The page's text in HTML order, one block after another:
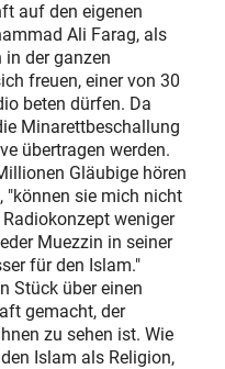
auf den eigenen
Ali Farag, als
der ganzen
freuen, einer von 30
beten dürfen. Da
Minarettbeschallung
übertragen werden.
Gläubige hören
"können sie mich nicht
weniger
Muezzin in seiner
für den Islam."
Stück über einen
gemacht, der
zu sehen ist. Wie
Islam als Religion,